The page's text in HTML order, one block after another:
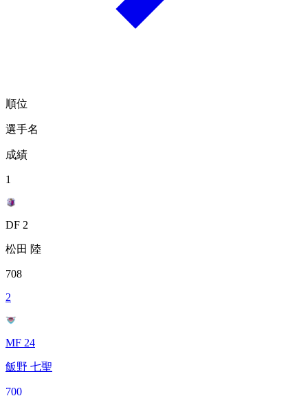
順位
選手名
成績
1
DF 2
松田 陸
708
2
MF 24
飯野 七聖
700